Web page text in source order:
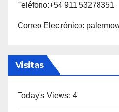
Teléfono:+54 911 53278351
Correo Electrónico:
Visitas
Today's Views: 4